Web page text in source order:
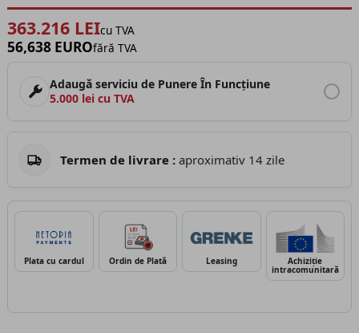
363.216 LEIcu TVA
56,638 EUROfără TVA
Adaugă serviciu de Punere În Funcțiune
5.000 lei cu TVA
Termen de livrare : aproximativ 14 zile
Plata cu cardul Ordin de Plată Leasing Achiziție
intracomunitară